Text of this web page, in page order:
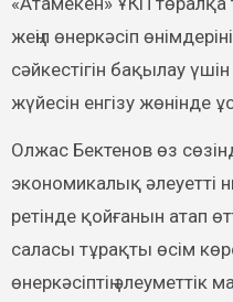
жеңіл өнеркәсіп
сәйкестігін бақылау
жүйесін енгізу жөнінде
Олжас Бектенов өз
экономикалық әлеуетті
ретінде қойғанын атап
саласы тұрақты өсім
өнеркәсіптің әлеуметтік